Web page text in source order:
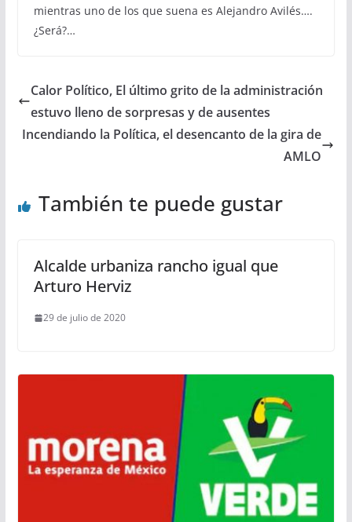
mientras uno de los que suena es Alejandro Avilés….
¿Será?…
Calor Político, El último grito de la administración
estuvo lleno de sorpresas y de ausentes
Incendiando la Política, el desencanto de la gira de
AMLO
También te puede gustar
Alcalde urbaniza rancho igual que
Arturo Herviz
29 de julio de 2020